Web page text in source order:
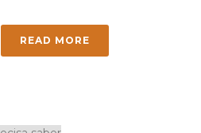
READ MORE